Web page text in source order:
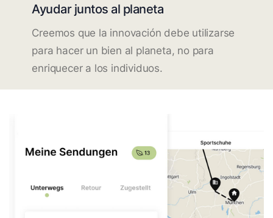
Ayudar juntos al planeta
Creemos que la innovación debe utilizarse
para hacer un bien al planeta, no para
enriquecer a los individuos.